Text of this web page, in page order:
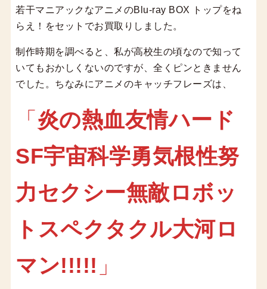
若干マニアックなアニメのBlu-ray BOX トップをね
らえ！をセットでお買取りしました。
制作時期を調べると、私が高校生の頃なので知って
いてもおかしくないのですが、全くピンときません
でした。ちなみにアニメのキャッチフレーズは、
「 炎の熱血友情ハード
SF宇宙科学勇気根性努
力セクシー無敵ロボッ
トスペクタクル大河ロ
マン!!!!! 」